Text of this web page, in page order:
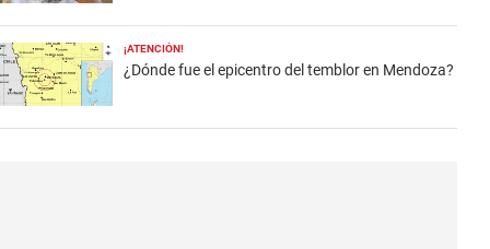
¡ATENCIÓN!
¿Dónde fue el epicentro del temblor en Mendoza?